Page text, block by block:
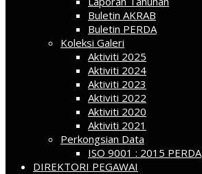
Buletin AKRAB
Buletin PERDA
Koleksi Galeri
Aktiviti 2025
Aktiviti 2024
Aktiviti 2023
Aktiviti 2022
Aktiviti 2020
Aktiviti 2021
Perkongsian Data
ISO 9001 : 2015 PERDA
DIREKTORI PEGAWAI